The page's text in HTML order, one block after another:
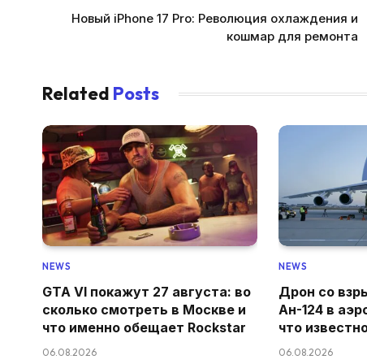
Новый iPhone 17 Pro: Революция охлаждения и
кошмар для ремонта
Related Posts
NEWS
GTA VI покажут 27 августа: во
сколько смотреть в Москве и
что именно обещает Rockstar
06.08.2026
NEWS
Дрон со
Ан-124 в
что
06.08.2026